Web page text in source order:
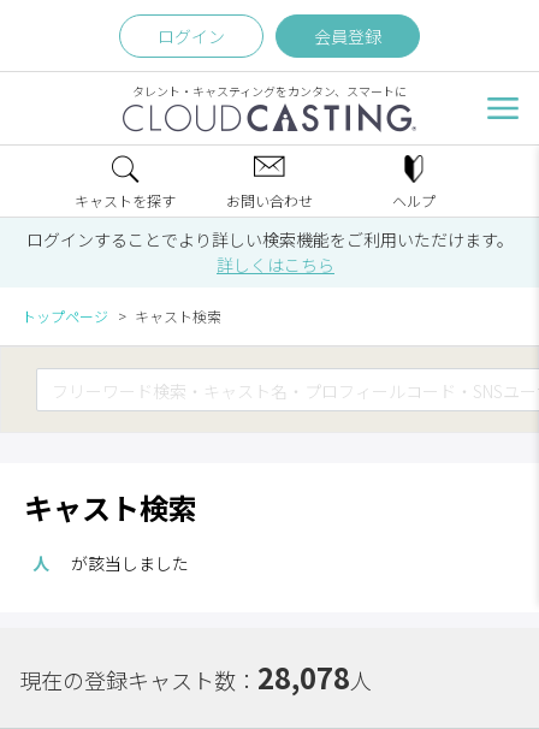
ログイン 会員登録
タレント・キャスティングをカンタン、スマートに
キャストを探す お問い合わせ ヘルプ
ログインすることでより詳しい検索機能をご利用いただけます。
詳しくはこちら
トップページ キャスト検索
キャスト検索
人 が該当しました
現在の登録キャスト数： 28,078人